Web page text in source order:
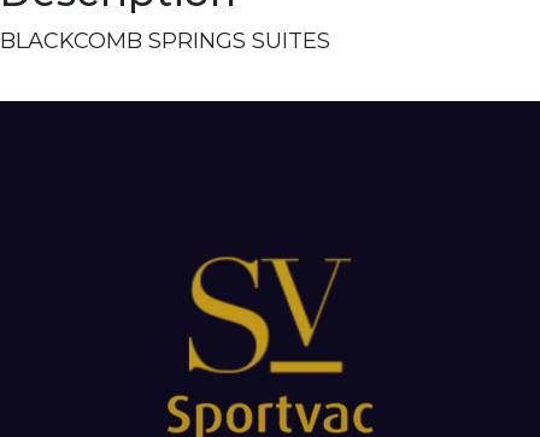
BLACKCOMB SPRINGS SUITES